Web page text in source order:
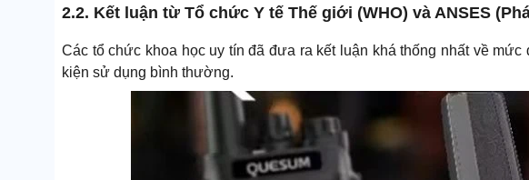
2.2. Kết luận từ Tổ chức Y tế Thế giới (WHO) và ANSES
Các tổ chức khoa học uy tín đã đưa ra kết luận khá thống nhất về mức
kiện sử dụng bình thường.